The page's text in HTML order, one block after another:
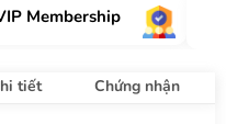
Membership
tiết Chứng nhận